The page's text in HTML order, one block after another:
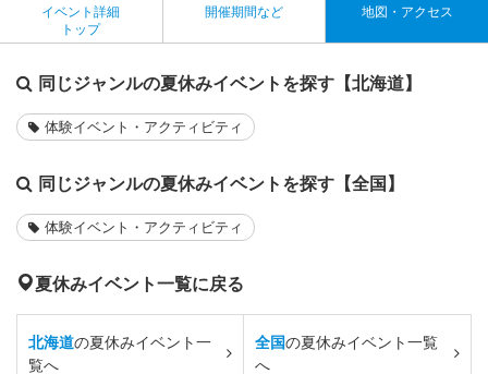
イベント詳細
トップ
開催期間など 地図・アクセス
同じジャンルの夏休みイベントを探す【北海道】
体験イベント・アクティビティ
同じジャンルの夏休みイベントを探す【全国】
体験イベント・アクティビティ
夏休みイベント一覧に戻る
北海道の夏休みイベント一
覧へ
全国の夏休みイベント一覧
へ